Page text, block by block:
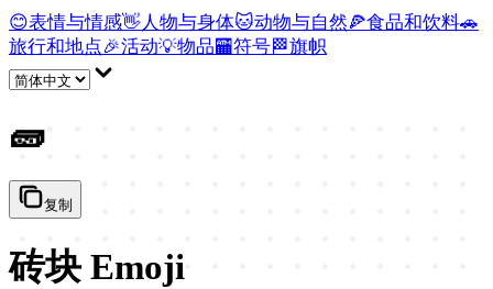
😊表情与情感👋 人物与身体🐱动物与自然🍕食品和饮料🚗
旅行和地点🎉活动💡物品🏧符号🏁旗帜
🧱
复制
砖块 Emoji